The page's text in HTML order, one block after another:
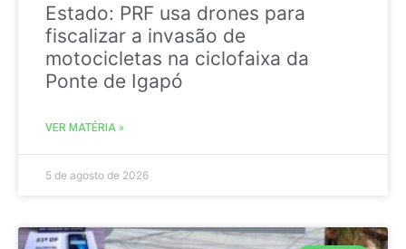
Estado: PRF usa drones para
fiscalizar a invasão de
motocicletas na ciclofaixa da
Ponte de Igapó
VER MATÉRIA »
5 de agosto de 2026